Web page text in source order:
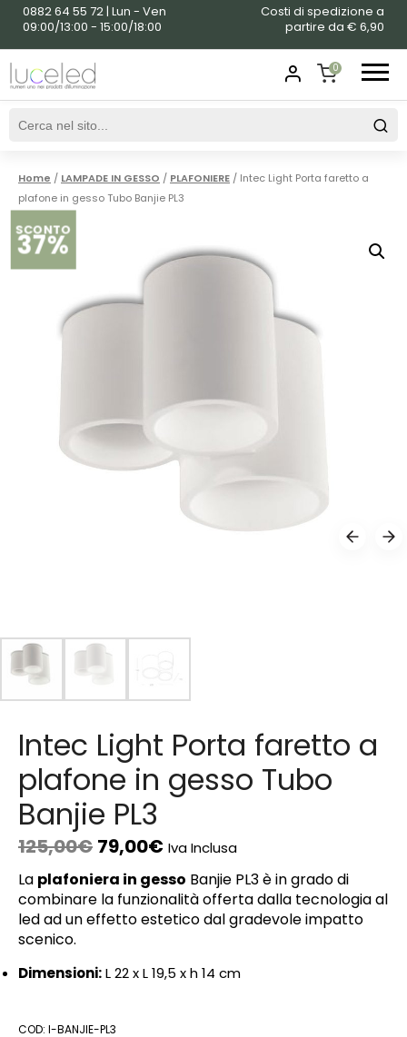
0882 64 55 72 | Lun - Ven
09:00/13:00 - 15:00/18:00
Costi di spedizione a
partire da € 6,90
0
SHOPPING
Home / LAMPADE IN GESSO / PLAFONIERE / Intec Light Porta faretto a
plafone in gesso Tubo Banjie PL3
SCONTO
37%
Intec Light Porta faretto a
plafone in gesso Tubo
Banjie PL3
125,00€ 79,00€ Iva Inclusa
La plafoniera in gesso Banjie PL3 è in grado di
combinare la funzionalità offerta dalla tecnologia al
led ad un effetto estetico dal gradevole impatto
scenico.
Dimensioni:L 22 x L 19,5 x h 14 cm
COD: I-BANJIE-PL3